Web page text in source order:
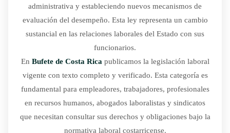
administrativa y estableciendo nuevos mecanismos de
evaluación del desempeño. Esta ley representa un cambio
sustancial en las relaciones laborales del Estado con sus
funcionarios.
En Bufete de Costa Rica publicamos la legislación laboral
vigente con texto completo y verificado. Esta categoría es
fundamental para empleadores, trabajadores, profesionales
en recursos humanos, abogados laboralistas y sindicatos
que necesitan consultar sus derechos y obligaciones bajo la
normativa laboral costarricense.